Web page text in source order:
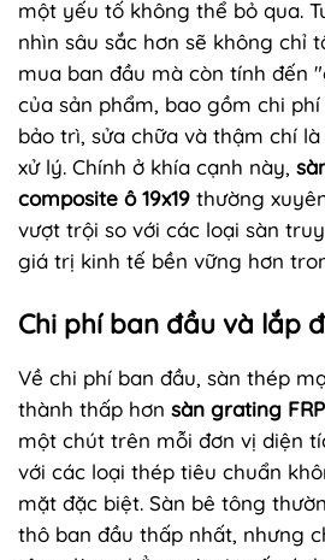
một yếu tố không thể bỏ qua.
nhìn sâu sắc hơn sẽ không chỉ
mua ban đầu mà còn tính đến
của sản phẩm, bao gồm chi
bảo trì, sửa chữa và thậm chí
xử lý. Chính ở khía cạnh này,
composite ô 19x19 thường
vượt trội so với các loại sàn
giá trị kinh tế bền vững hơn
Chi phí ban đầu và lắp
Về chi phí ban đầu, sàn thép
thành thấp hơn sàn grating
một chút trên mỗi đơn vị diện
với các loại thép tiêu chuẩn
mặt đặc biệt. Sàn bê tông
thô ban đầu thấp nhất, nhưng